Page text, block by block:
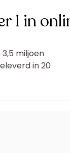
1 in
miljoen
in 20